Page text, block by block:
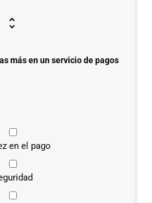
más en un servicio de pagos
en el pago